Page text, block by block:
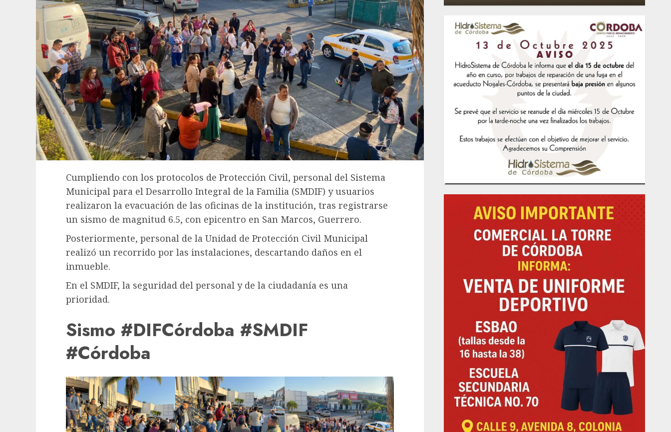
Cumpliendo con los protocolos de Protección Civil, personal del Sistema
Municipal para el Desarrollo Integral de la Familia (SMDIF) y usuarios
realizaron la evacuación de las oficinas de la institución, tras registrarse
un sismo de magnitud 6.5, con epicentro en San Marcos, Guerrero.
Posteriormente, personal de la Unidad de Protección Civil Municipal
realizó un recorrido por las instalaciones, descartando daños en el
inmueble.
En el SMDIF, la seguridad del personal y de la ciudadanía es una
prioridad.
Sismo #DIFCórdoba #SMDIF
#Córdoba